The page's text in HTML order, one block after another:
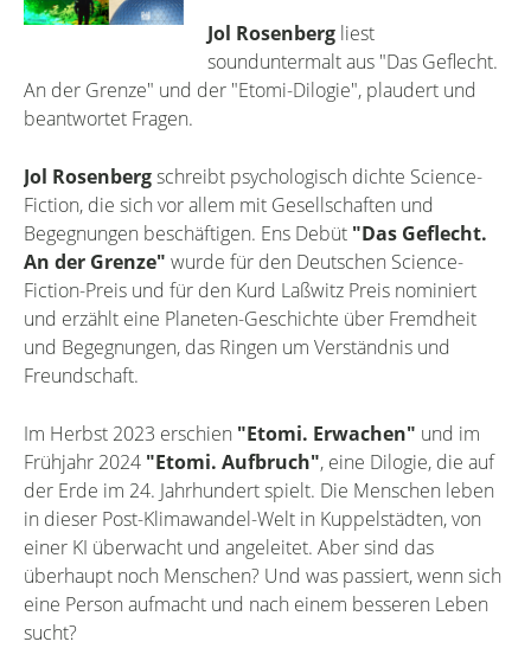
Jol Rosenbergliest
sounduntermalt aus "Das Geflecht.
An der Grenze" und der "Etomi-Dilogie", plaudert und
beantwortet Fragen.
Jol Rosenbergschreibt psychologisch dichte Science-
Fiction, die sich vor allem mit Gesellschaften und
Begegnungen beschäftigen. Ens Debüt "Das Geflecht.
An der Grenze" wurde für den Deutschen Science-
Fiction-Preis und für den Kurd Laßwitz Preis nominiert
und erzählt eine Planeten-Geschichte über Fremdheit
und Begegnungen, das Ringen um Verständnis und
Freundschaft.
Im Herbst 2023 erschien "Etomi. Erwachen" und im
Frühjahr 2024 "Etomi. Aufbruch", eine Dilogie, die auf
der Erde im 24. Jahrhundert spielt. Die Menschen leben
in dieser Post-Klimawandel-Welt in Kuppelstädten, von
einer KI überwacht und angeleitet. Aber sind das
überhaupt noch Menschen? Und was passiert, wenn sich
eine Person aufmacht und nach einem besseren Leben
sucht?